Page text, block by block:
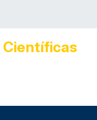
Científicas